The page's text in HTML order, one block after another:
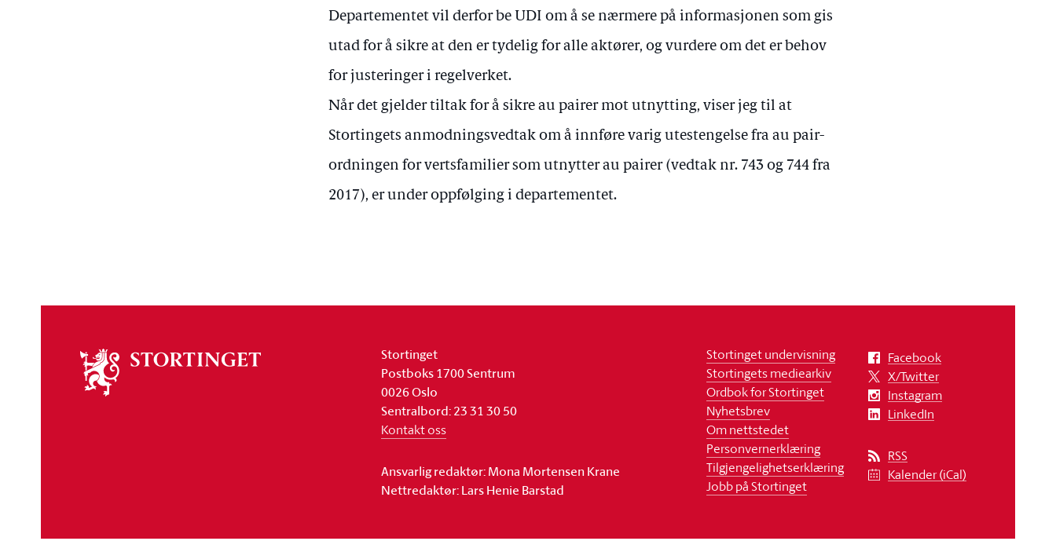
Departementet vil derfor be UDI om å se nærmere på informasjonen som gis
utad for å sikre at den er tydelig for alle aktører, og vurdere om det er behov
for justeringer i regelverket.
Når det gjelder tiltak for å sikre au pairer mot utnytting, viser jeg til at
Stortingets anmodningsvedtak om å innføre varig utestengelse fra au pair-
ordningen for vertsfamilier som utnytter au pairer (vedtak nr. 743 og 744 fra
2017), er under oppfølging i departementet.
stortinget
Stortinget
Postboks 1700 Sentrum
0026 Oslo
Sentralbord: 23 31 30 50
Kontakt oss
Ansvarlig redaktør: Mona Mortensen Krane
Nettredaktør: Lars Henie Barstad
Stortinget undervisning
Stortingets mediearkiv
Ordbok for Stortinget
Nyhetsbrev
Om nettstedet
Personvernerklæring
Tilgjengelighetserklæring
Jobb på Stortinget
Facebook
X/Twitter
Instagram
LinkedIn
RSS
Kalender (iCal)